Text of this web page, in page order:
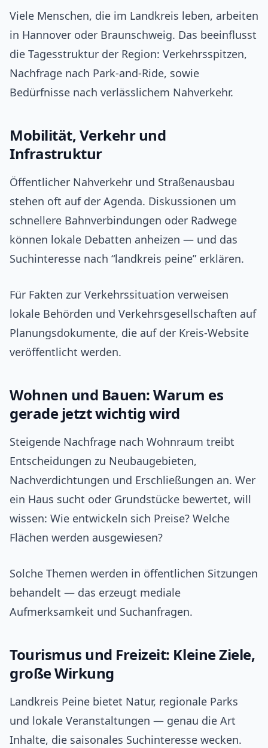
Viele Menschen, die im Landkreis leben, arbeiten
in Hannover oder Braunschweig. Das beeinflusst
die Tagesstruktur der Region: Verkehrsspitzen,
Nachfrage nach Park-and-Ride, sowie
Bedürfnisse nach verlässlichem Nahverkehr.
Mobilität, Verkehr und
Infrastruktur
Öffentlicher Nahverkehr und Straßenausbau
stehen oft auf der Agenda. Diskussionen um
schnellere Bahnverbindungen oder Radwege
können lokale Debatten anheizen — und das
Suchinteresse nach “landkreis peine” erklären.
Für Fakten zur Verkehrssituation verweisen
lokale Behörden und Verkehrsgesellschaften auf
Planungsdokumente, die auf der Kreis-Website
veröffentlicht werden.
Wohnen und Bauen: Warum es
gerade jetzt wichtig wird
Steigende Nachfrage nach Wohnraum treibt
Entscheidungen zu Neubaugebieten,
Nachverdichtungen und Erschließungen an. Wer
ein Haus sucht oder Grundstücke bewertet, will
wissen: Wie entwickeln sich Preise? Welche
Flächen werden ausgewiesen?
Solche Themen werden in öffentlichen Sitzungen
behandelt — das erzeugt mediale
Aufmerksamkeit und Suchanfragen.
Tourismus und Freizeit: Kleine Ziele,
große Wirkung
Landkreis Peine bietet Natur, regionale Parks
und lokale Veranstaltungen — genau die Art
Inhalte, die saisonales Suchinteresse wecken.